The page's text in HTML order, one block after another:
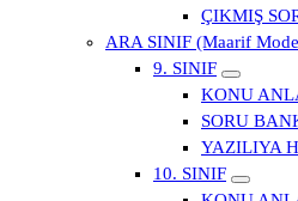
ÇIKMIŞ
ARA SINIF (Maarif
9. SINIF
KONU
SORU
YAZILIYA
10. SINIF